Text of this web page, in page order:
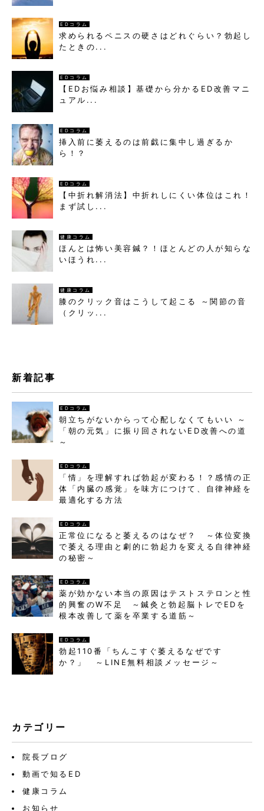
EDコラム
求められるペニスの硬さはどれぐらい？勃起し
たときの...
EDコラム
【EDお悩み相談】基礎から分かるED改善マニ
ュアル...
EDコラム
挿入前に萎えるのは前戯に集中し過ぎるか
ら！？
EDコラム
【中折れ解消法】中折れしにくい体位はこれ！
まず試し...
健康コラム
ほんとは怖い美容鍼？！ほとんどの人が知らな
いほうれ...
健康コラム
膝のクリック音はこうして起こる ～関節の音
（クリッ...
新着記事
EDコラム
朝立ちがないからって心配しなくてもいい ～
「朝の元気」に振り回されないED改善への道
～
EDコラム
「情」を理解すれば勃起が変わる！？感情の正
体「内臓の感覚」を味方につけて、自律神経を
最適化する方法
EDコラム
正常位になると萎えるのはなぜ？ ～体位変換
で萎える理由と劇的に勃起力を変える自律神経
の秘密～
EDコラム
薬が効かない本当の原因はテストステロンと性
的興奮のW不足 ～鍼灸と勃起脳トレでEDを
根本改善して薬を卒業する道筋～
EDコラム
勃起110番「ちんこすぐ萎えるなぜです
か？」 ～LINE無料相談メッセージ～
カテゴリー
院長ブログ
動画で知るED
健康コラム
お知らせ